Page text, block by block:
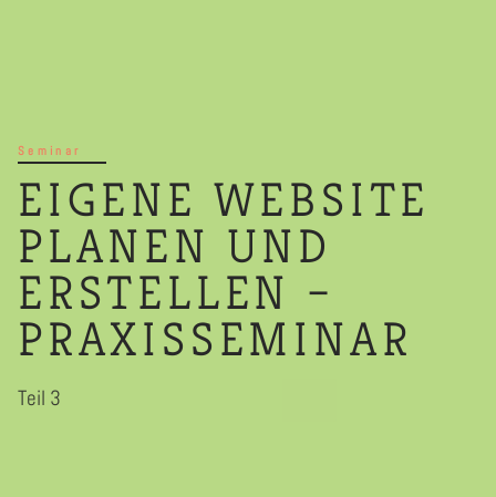
Seminar
EIGENE WEBSITE
PLANEN UND
ERSTELLEN –
PRAXISSEMINAR
Teil 3